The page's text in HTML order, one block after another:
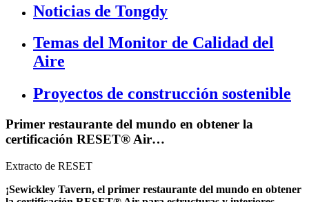
Noticias de Tongdy
Temas del Monitor de Calidad del
Aire
Proyectos de construcción sostenible
Primer restaurante del mundo en obtener la
certificación RESET® Air…
Extracto de RESET
¡Sewickley Tavern, el primer restaurante del mundo en obtener